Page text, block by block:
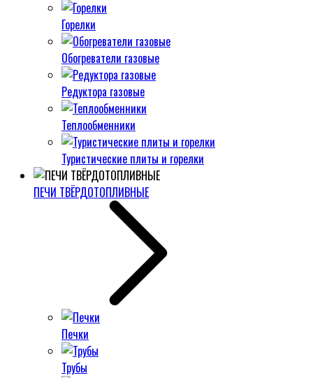
Горелки
Обогреватели газовые
Редуктора газовые
Теплообменники
Туристические плиты и горелки
ПЕЧИ ТВЁРДОТОПЛИВНЫЕ
Печки
Трубы